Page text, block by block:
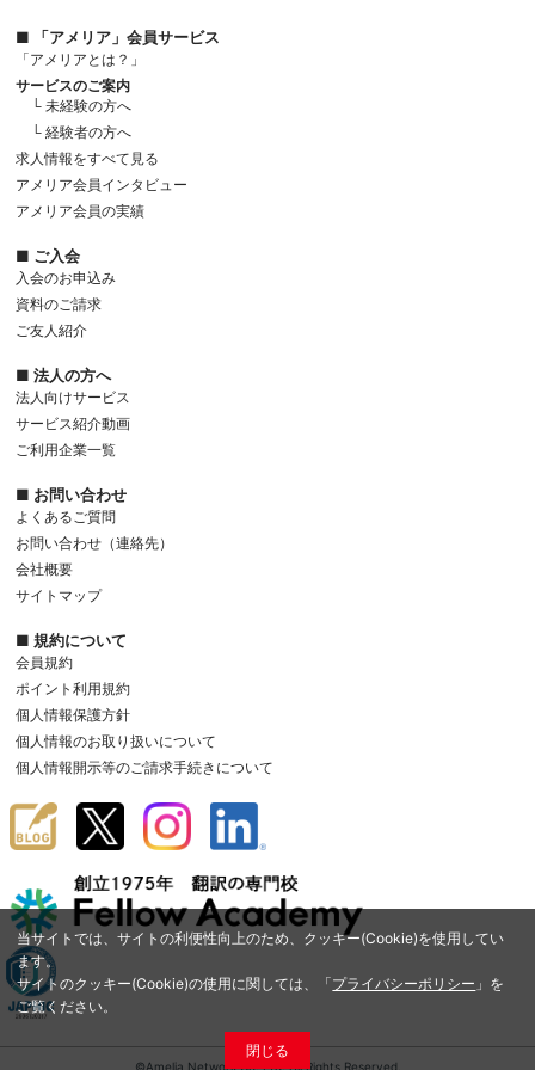
当サイトでは、サイトの利便性向上のため、クッキー(Cookie)を使用してい
ます。
サイトのクッキー(Cookie)の使用に関しては、「プライバシーポリシー 」を
ご覧ください。
閉じる
■ 「アメリア」会員サービス
「アメリアとは？」
サービスのご案内
└ 未経験の方へ
└ 経験者の方へ
求人情報をすべて見る
アメリア会員インタビュー
アメリア会員の実績
■ ご入会
入会のお申込み
資料のご請求
ご友人紹介
■ 法人の方へ
法人向けサービス
サービス紹介動画
ご利用企業一覧
■ お問い合わせ
よくあるご質問
お問い合わせ（連絡先）
会社概要
サイトマップ
■ 規約について
会員規約
ポイント利用規約
個人情報保護方針
個人情報のお取り扱いについて
個人情報開示等のご請求手続きについて
©Amelia Network Co.,Ltd. All Rights Reserved.